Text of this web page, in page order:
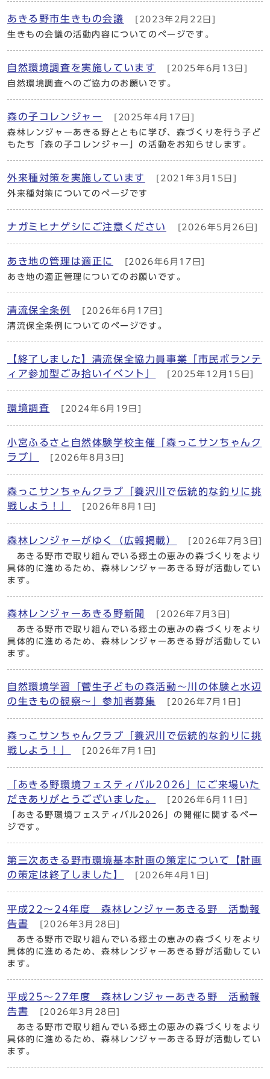
あきる野市生きもの会議
[2023年2月22日]
生きもの会議の活動内容についてのページです。
自然環境調査を実施しています
[2025年6月13日]
自然環境調査へのご協力のお願いです。
森の子コレンジャー
[2025年4月17日]
森林レンジャーあきる野とともに学び、森づくりを行う子ど
もたち「森の子コレンジャー」の活動をお知らせします。
外来種対策を実施しています
[2021年3月15日]
外来種対策についてのページです
ナガミヒナゲシにご注意ください [2026年5月26日]
あき地の管理は適正に
[2026年6月17日]
あき地の適正管理についてのお願いです。
清流保全条例
[2026年6月17日]
清流保全条例についてのページです。
【終了しました】清流保全協力員事業「市民ボランテ
ィア参加型ごみ拾いイベント」
[2025年12月15日]
環境調査 [2024年6月19日]
小宮ふるさと自然体験学校主催「森っこサンちゃんク
ラブ」
[2026年8月3日]
森っこサンちゃんクラブ「養沢川で伝統的な釣りに挑
戦しよう！」
[2026年8月1日]
森林レンジャーがゆく（広報掲載）
[2026年7月3日]
あきる野市で取り組んでいる郷土の恵みの森づくりをより
具体的に進めるため、森林レンジャーあきる野が活動してい
ます。
森林レンジャーあきる野新聞
[2026年7月3日]
あきる野市で取り組んでいる郷土の恵みの森づくりをより
具体的に進めるため、森林レンジャーあきる野が活動してい
ます。
自然環境学習「菅生子どもの森活動～川の体験と水辺
の生きもの観察～」参加者募集
[2026年7月1日]
森っこサンちゃんクラブ「養沢川で伝統的な釣りに挑
戦しよう！」
[2026年7月1日]
「あきる野環境フェスティバル2026」にご来場いた
だきありがとうございました。
[2026年6月11日]
「あきる野環境フェスティバル2026」の開催に関するペー
ジです。
第三次あきる野市環境基本計画の策定について【計画
の策定は終了しました】
[2026年4月1日]
平成22～24年度 森林レンジャーあきる野 活動報
告書
[2026年3月28日]
あきる野市で取り組んでいる郷土の恵みの森づくりをより
具体的に進めるため、森林レンジャーあきる野が活動してい
ます。
平成25～27年度 森林レンジャーあきる野 活動報
告書
[2026年3月28日]
あきる野市で取り組んでいる郷土の恵みの森づくりをより
具体的に進めるため、森林レンジャーあきる野が活動してい
ます。